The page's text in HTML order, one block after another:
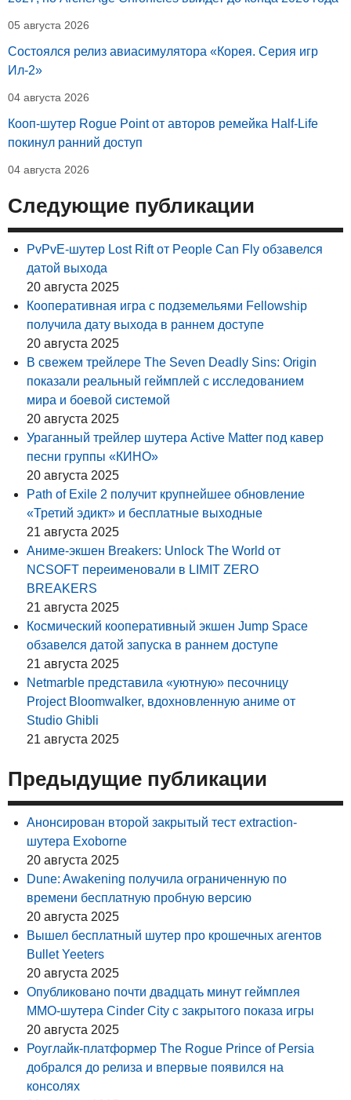
05 августа 2026
Состоялся релиз авиасимулятора «Корея. Серия игр
Ил-2»
04 августа 2026
Кооп-шутер Rogue Point от авторов ремейка Half-Life
покинул ранний доступ
04 августа 2026
Следующие публикации
PvPvE-шутер Lost Rift от People Can Fly обзавелся
датой выхода
20 августа 2025
Кооперативная игра с подземельями Fellowship
получила дату выхода в раннем доступе
20 августа 2025
В свежем трейлере The Seven Deadly Sins: Origin
показали реальный геймплей с исследованием
мира и боевой системой
20 августа 2025
Ураганный трейлер шутера Active Matter под кавер
песни группы «КИНО»
20 августа 2025
Path of Exile 2 получит крупнейшее обновление
«Третий эдикт» и бесплатные выходные
21 августа 2025
Аниме-экшен Breakers: Unlock The World от
NCSOFT переименовали в LIMIT ZERO
BREAKERS
21 августа 2025
Космический кооперативный экшен Jump Space
обзавелся датой запуска в раннем доступе
21 августа 2025
Netmarble представила «уютную» песочницу
Project Bloomwalker, вдохновленную аниме от
Studio Ghibli
21 августа 2025
Предыдущие публикации
Анонсирован второй закрытый тест extraction-
шутера Exoborne
20 августа 2025
Dune: Awakening получила ограниченную по
времени бесплатную пробную версию
20 августа 2025
Вышел бесплатный шутер про крошечных агентов
Bullet Yeeters
20 августа 2025
Опубликовано почти двадцать минут геймплея
MMO-шутера Cinder City с закрытого показа игры
20 августа 2025
Роуглайк-платформер The Rogue Prince of Persia
добрался до релиза и впервые появился на
консолях